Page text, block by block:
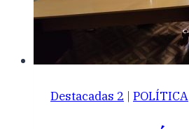
Destacadas 2 | POLÍTICA